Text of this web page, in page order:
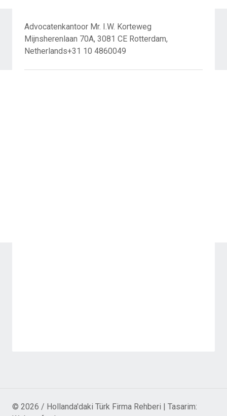
Advocatenkantoor Mr. I.W. Korteweg
Mijnsherenlaan 70A, 3081 CE Rotterdam,
Netherlands+31 10 4860049
© 2026 / Hollanda'daki Türk Firma Rehberi | Tasarim: